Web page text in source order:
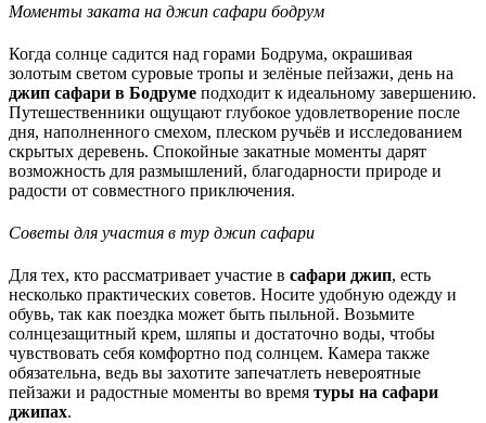
Моменты заката на джип сафари бодрум
Когда солнце садится над горами Бодрума, окрашивая
золотым светом суровые тропы и зелёные пейзажи, день на
джип сафари в Бодруме подходит к идеальному завершению.
Путешественники ощущают глубокое удовлетворение после
дня, наполненного смехом, плеском ручьёв и исследованием
скрытых деревень. Спокойные закатные моменты дарят
возможность для размышлений, благодарности природе и
радости от совместного приключения.
Советы для участия в тур джип сафари
Для тех, кто рассматривает участие в сафари джип, есть
несколько практических советов. Носите удобную одежду и
обувь, так как поездка может быть пыльной. Возьмите
солнцезащитный крем, шляпы и достаточно воды, чтобы
чувствовать себя комфортно под солнцем. Камера также
обязательна, ведь вы захотите запечатлеть невероятные
пейзажи и радостные моменты во время туры на сафари
джипах.